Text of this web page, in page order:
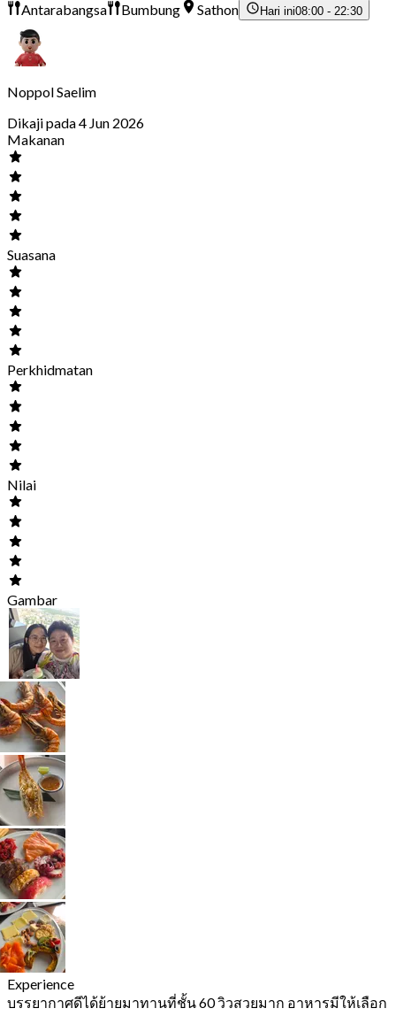
Antarabangsa Bumbung Sathon Hari ini08:00 - 22:30
Noppol Saelim
Dikaji pada 4 Jun 2026
Makanan
Suasana
Perkhidmatan
Nilai
Gambar
Experience
บรรยากาศดีได้ย้ายมาทานที่ชั้น 60 วิวสวยมาก อาหารมีให้เลือก